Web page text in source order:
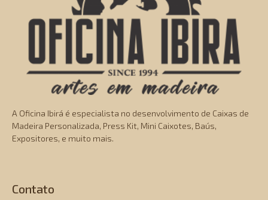
A Oficina Ibirá é especialista no desenvolvimento de Caixas de
Madeira Personalizada, Press Kit, Mini Caixotes, Baús,
Expositores, e muito mais.
Contato